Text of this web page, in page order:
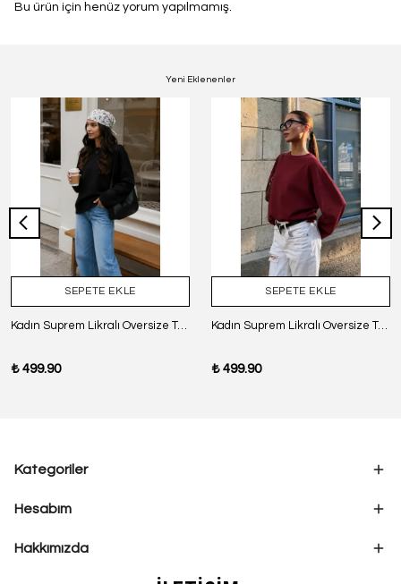
Bu ürün için henüz yorum yapılmamış.
Yeni Eklenenler
SEPETE EKLE
Kadın Suprem Likralı Oversize T-Shirt - SİYAH
₺ 499.90
SEPETE EKLE
Kadın Suprem Likralı Oversize T-Shirt - BORDO
₺ 499.90
Kategoriler
Hesabım
Hakkımızda